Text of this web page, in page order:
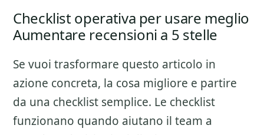
Checklist operativa per usare meglio
Aumentare recensioni a 5 stelle
Se vuoi trasformare questo articolo in
azione concreta, la cosa migliore e partire
da una checklist semplice. Le checklist
funzionano quando aiutano il team a